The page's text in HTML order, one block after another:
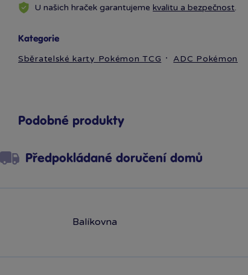
U našich hraček garantujemekvalitu a bezpečnost.
Kategorie
Sběratelské karty Pokémon TCG ADC Pokémon
Podobné produkty
Předpokládané doručení domů
Balíkovna